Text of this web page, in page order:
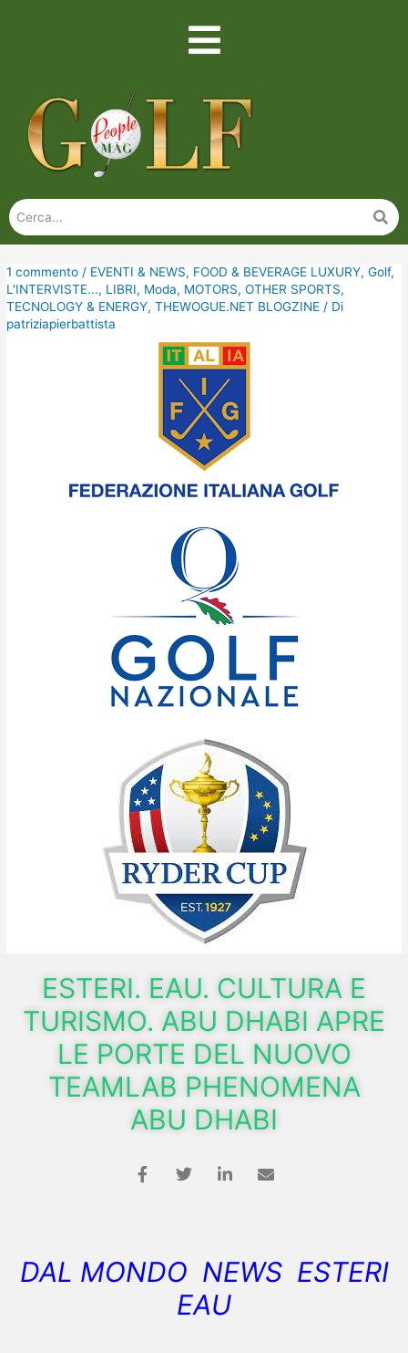
1 commento / EVENTI & NEWS, FOOD & BEVERAGE LUXURY,Golf,
L'INTERVISTE..., LIBRI, Moda, MOTORS,OTHER SPORTS,
TECNOLOGY & ENERGY,THEWOGUE.NET BLOGZINE / Di
patriziapierbattista
ESTERI. EAU. CULTURA E
TURISMO. ABU DHABI APRE
LE PORTE DEL NUOVO
TEAMLAB PHENOMENA
ABU DHABI
DAL MONDO NEWS ESTERI
EAU